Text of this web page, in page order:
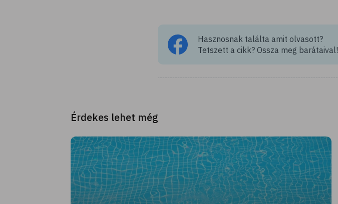
Hasznosnak találta amit olvasott?
Tetszett a cikk? Ossza meg barátaival!
Érdekes lehet még